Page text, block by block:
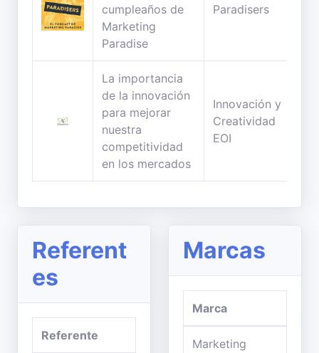
cumpleaños de
Marketing
Paradise
Paradisers
La importancia
de la innovación
para mejorar
nuestra
competitividad
en los mercados
Innovación y
Creatividad
EOI
Referent
es
Referente
Marcas
Marca
Marketing